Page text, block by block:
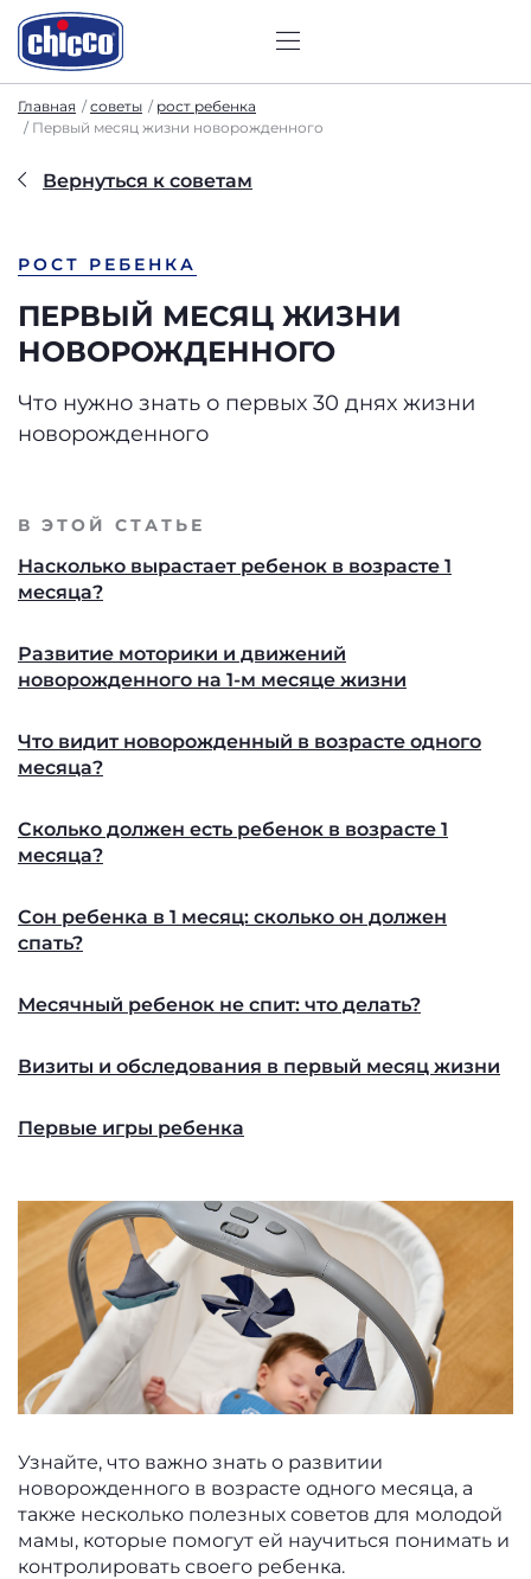
Главная советы
рост ребенка
Первый месяц жизни новорожденного
Вернуться к советам
РОСТ РЕБЕНКА
ПЕРВЫЙ МЕСЯЦ ЖИЗНИ
НОВОРОЖДЕННОГО
Что нужно знать о первых 30 днях жизни
новорожденного
В ЭТОЙ СТАТЬЕ
Насколько вырастает ребенок в возрасте 1
месяца?
Развитие моторики и движений
новорожденного на 1-м месяце жизни
Что видит новорожденный в возрасте одного
месяца?
Сколько должен есть ребенок в возрасте 1
месяца?
Сон ребенка в 1 месяц: сколько он должен
спать?
Месячный ребенок не спит: что делать?
Визиты и обследования в первый месяц жизни
Первые игры ребенка
Узнайте, что важно знать о развитии
новорожденного в возрасте одного месяца, а
также несколько полезных советов для молодой
мамы, которые помогут ей научиться понимать и
контролировать своего ребенка.